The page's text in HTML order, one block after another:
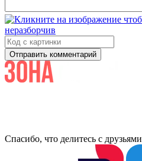
Отправить комментарий
Спасибо, что делитесь с друзьями